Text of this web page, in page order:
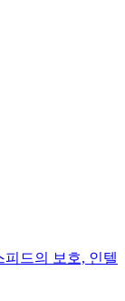
드의 보호, 인텔